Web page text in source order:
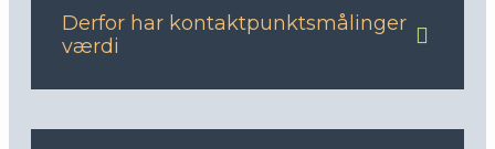
Derfor har kontaktpunktsmålinger
værdi